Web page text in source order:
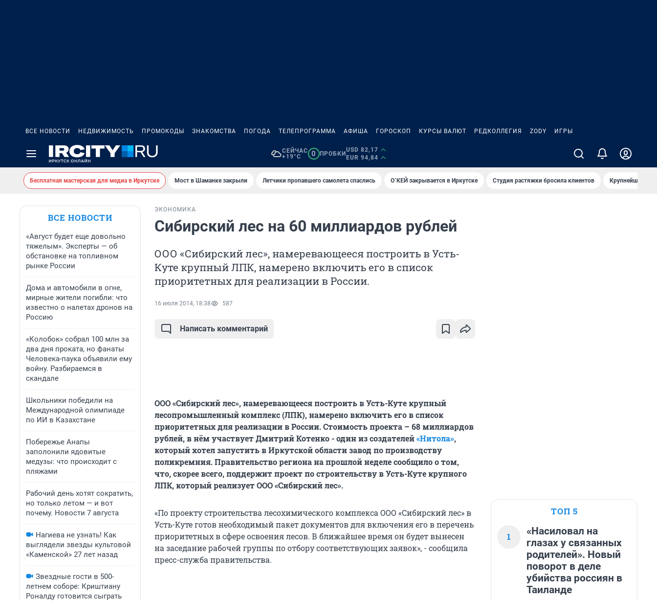
ВСЕ НОВОСТИ НЕДВИЖИМОСТЬ ПРОМОКОДЫ ЗНАКОМСТВА ПОГОДА ТЕЛЕПРОГРАММА АФИША ГОРОСКОП КУРСЫ ВАЛЮТ РЕДКОЛЛЕГИЯ ZODY ИГРЫ
СЕЙЧАС
+19°C
0 ПРОБКИ
USD 82,17
EUR 94,84
Бесплатная мастерская для медиа в Иркутске Мост в Шаманке закрыли Летчики пропавшего самолета спаслись О`КЕЙ закрывается в Иркутске Студия растяжки бросила клиентов Крупнейшие
ВСЕ НОВОСТИ
«Август будет еще довольно
тяжелым». Эксперты — об
обстановке на топливном
рынке России
Дома и автомобили в огне,
мирные жители погибли: что
известно о налетах дронов на
Россию
«Колобок» собрал 100 млн за
два дня проката, но фанаты
Человека-паука объявили ему
войну. Разбираемся в
скандале
Школьники победили на
Международной олимпиаде
по ИИ в Казахстане
Побережье Анапы
заполонили ядовитые
медузы: что происходит с
пляжами
Рабочий день хотят сократить,
но только летом — и вот
почему. Новости 7 августа
Нагиева не узнать! Как
выглядели звезды культовой
«Каменской» 27 лет назад
Звездные гости в 500-
летнем соборе: Криштиану
Роналду готовится сыграть
ЭКОНОМИКА
Сибирский лес на 60 миллиардов рублей
ООО «Сибирский лес», намеревающееся построить в Усть-
Куте крупный ЛПК, намерено включить его в список
приоритетных для реализации в России.
16 июля 2014, 18:38 587
Написать комментарий
ООО «Сибирский лес», намеревающееся построить в Усть-Куте крупный
лесопромышленный комплекс (ЛПК), намерено включить его в список
приоритетных для реализации в России. Стоимость проекта – 68 миллиардов
рублей, в нём участвует Дмитрий Котенко - один из создателей«Нитола»,
который хотел запустить в Иркутской области завод по производству
поликремния. Правительство региона на прошлой неделе сообщило о том,
что, скорее всего, поддержит проект по строительству в Усть-Куте крупного
ЛПК, который реализует ООО «Сибирский лес».
«По проекту строительства лесохимического комплекса ООО «Сибирский лес» в
Усть-Куте готов необходимый пакет документов для включения его в перечень
приоритетных в сфере освоения лесов. В ближайшее время он будет вынесен
на заседание рабочей группы по отбору соответствующих заявок», - сообщила
пресс-служба правительства.
ТОП 5
1
«Насиловал на
глазах у связанных
родителей». Новый
поворот в деле
убийства россиян в
Таиланде